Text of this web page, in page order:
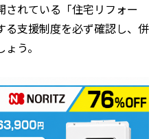
れている「住宅リフォー
る支援制度を必ず確認し、併
う。